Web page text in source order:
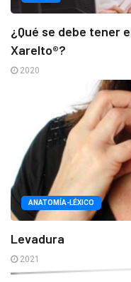
¿Qué se debe tener
Xarelto®?
2020
ANATOMÍA-LÉXICO
Levadura
2021